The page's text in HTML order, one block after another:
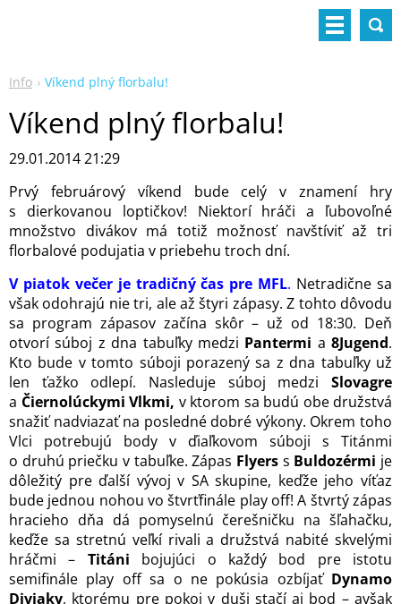
Info Víkend plný florbalu!
Víkend plný florbalu!
29.01.2014 21:29
Prvý februárový víkend bude celý v znamení hry
s dierkovanou loptičkov! Niektorí hráči a ľubovoľné
množstvo divákov má totiž možnosť navštíviť až tri
florbalové podujatia v priebehu troch dní.
V piatok večer je tradičný čas pre MFL. Netradične sa
však odohrajú nie tri, ale až štyri zápasy. Z tohto dôvodu
sa program zápasov začína skôr – už od 18:30. Deň
otvorí súboj z dna tabuľky medzi Pantermi a 8Jugend.
Kto bude v tomto súboji porazený sa z dna tabuľky už
len ťažko odlepí. Nasleduje súboj medzi Slovagre
a Čiernolúckymi Vlkmi, v ktorom sa budú obe družstvá
snažiť nadviazať na posledné dobré výkony. Okrem toho
Vlci potrebujú body v ďiaľkovom súboji s Titánmi
o druhú priečku v tabuľke. Zápas Flyers s Buldozérmi je
dôležitý pre ďalší vývoj v SA skupine, keďže jeho víťaz
bude jednou nohou vo štvrťfinále play off! A štvrtý zápas
hracieho dňa dá pomyselnú čerešničku na šľahačku,
keďže sa stretnú veľkí rivali a družstvá nabité skvelými
hráčmi – Titáni bojujúci o každý bod pre istotu
semifinále play off sa o ne pokúsia ozbíjať Dynamo
Diviaky, ktorému pre pokoj v duši stačí aj bod – avšak